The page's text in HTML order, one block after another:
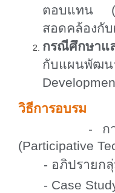
ตอบแทน (
สอดคล้องกั
กรณีศึกษาแ
กับแผนพัฒ
วิธีการอบรม
- ก
(Participative
- อภิปรายก
- Case